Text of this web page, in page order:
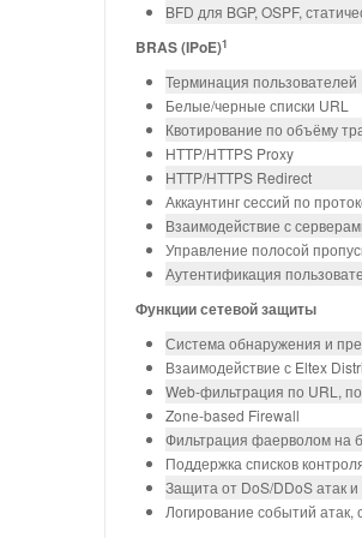
BFD для BGP, OSPF,
BRAS (IPoE)1
Терминация пользователей
Белые/черные списки URL
Квотирование по объёму
HTTP/HTTPS Proxy
HTTP/HTTPS Redirect
Аккаунтинг сессий по
Взаимодействие с
Управление полосой
Аутентификация
Функции сетевой защиты
Система обнаружения и
Взаимодействие с Eltex
Web-фильтрация по URL,
Zone-based Firewall
Фильтрация фаерволом на
Поддержка списков
Защита от DoS/DDoS атак
Логирование событий